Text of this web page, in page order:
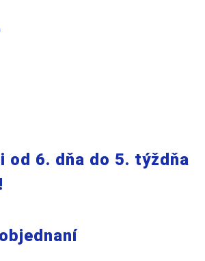
od 6. dňa do 5. týždňa